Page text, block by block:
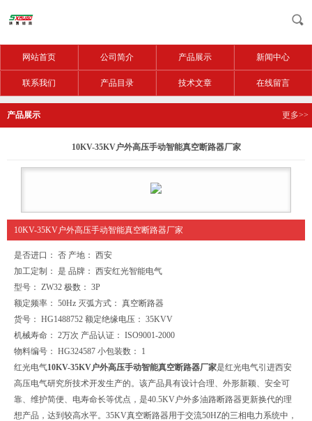
网站首页 公司简介 产品展示 新闻中心
联系我们 产品目录 技术文章 在线留言
产品展示 更多>>
10KV-35KV户外高压手动智能真空断路器厂家
10KV-35KV户外高压手动智能真空断路器厂家
是否进口： 否 产地： 西安
加工定制： 是 品牌： 西安红光智能电气
型号： ZW32 极数： 3P
额定频率： 50Hz 灭弧方式： 真空断路器
货号： HG1488752 额定绝缘电压： 35KVV
机械寿命： 2万次 产品认证： ISO9001-2000
物料编号： HG324587 小包装数： 1
红光电气10KV-35KV户外高压手动智能真空断路器厂家是红光电气引进西安
高压电气研究所技术开发生产的。该产品具有设计合理、外形新颖、安全可
靠、维护简便、电寿命长等优点，是40.5KV户外多油路断路器更新换代的理
想产品，达到较高水平。35KV真空断路器用于交流50HZ的三相电力系统中，